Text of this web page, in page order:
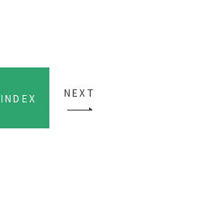
INDEX NEXT